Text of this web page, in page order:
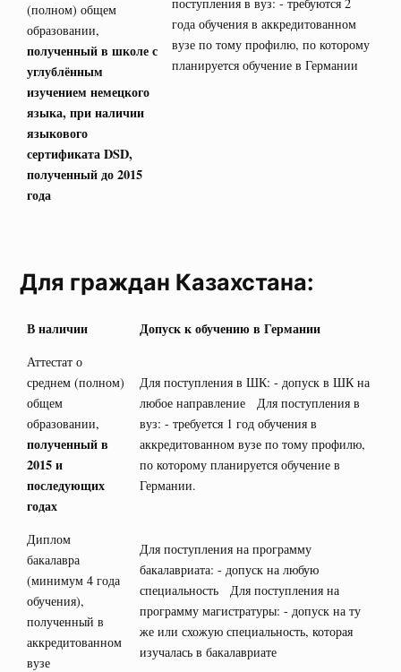
года обучения в аккредитованном
вузе по тому профилю, по которому
планируется обучение в Германии
(полном) общем
образовании,
полученный в школе с
углублённым
изучением немецкого
языка, при наличии
языкового
сертификатаDSD,
полученный до 2015
года
Для граждан Казахстана:
В наличии Допуск к обучению в Германии
Аттестат о
среднем (полном)
общем
образовании,
полученный в
2015 и
последующих
годах
Для поступления в ШК: - допуск в ШК на
любое направление Для поступления в
вуз: - требуется 1 год обучения в
аккредитованном вузе по тому профилю,
по которому планируется обучение в
Германии.
Диплом
бакалавра
(минимум 4 года
обучения),
полученный в
аккредитованном
вузе
Для поступления на программу
бакалавриата: - допуск на любую
специальность Для поступления на
программу магистратуры: - допуск на ту
же или схожую специальность, которая
изучалась в бакалавриате